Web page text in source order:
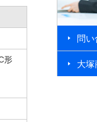
形
問い
大塚